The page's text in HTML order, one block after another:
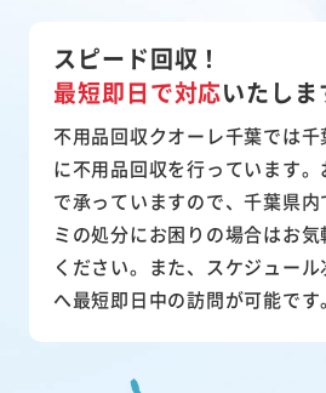
スピード回収！
最短即日で対応いたしま
不用品回収クオーレ千葉では
に不用品回収を行っています
で承っていますので、千葉県
ミの処分にお困りの場合はお
ください。また、スケジュー
へ最短即日中の訪問が可能です。